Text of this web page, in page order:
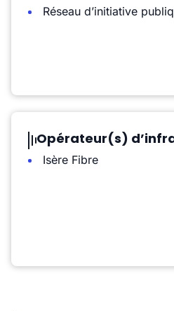
Réseau d’initiative
Opérateur(s)
Isère Fibre